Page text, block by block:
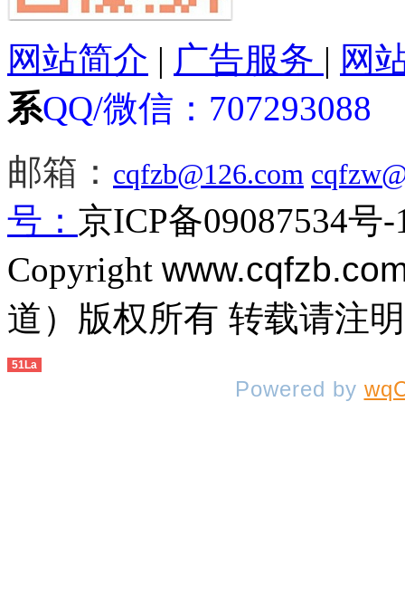
网站简介 | 广告服务 | 网
系QQ/微信： 707293088
邮箱： cqfzb@126.com
号： 京ICP备09087534号-
Copyright
道）版权所有 转载请注
51La
Powered by